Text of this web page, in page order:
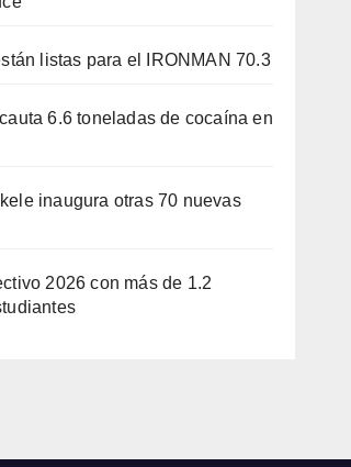
listas para el IRONMAN 70.3
6.6 toneladas de cocaína en
inaugura otras 70 nuevas
2026 con más de 1.2